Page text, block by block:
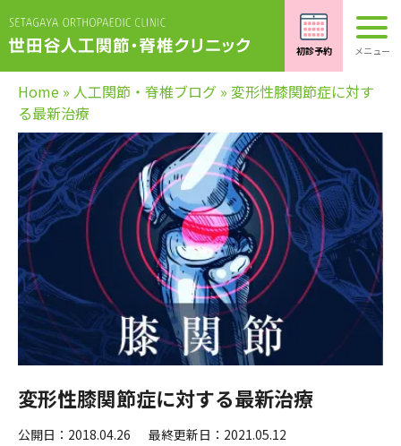
Home » 人工関節・脊椎ブログ » 変形性膝関節症に対す
る最新治療
変形性膝関節症に対する最新治療
公開日：2018.04.26 最終更新日：2021.05.12